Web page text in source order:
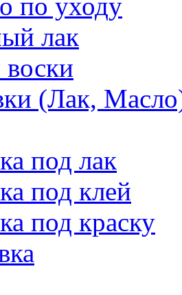
по уходу
лак
(Лак,
под лак
под клей
под краску